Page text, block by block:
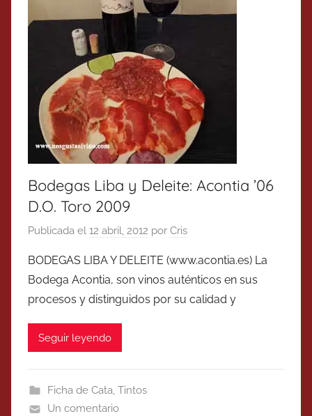
Bodegas Liba y Deleite: Acontia ’06
D.O. Toro 2009
Publicada el 12 abril, 2012 por Cris
BODEGAS LIBA Y DELEITE (www.acontia.es) La
Bodega Acontia, son vinos auténticos en sus
procesos y distinguidos por su calidad y
Seguir leyendo
Ficha de Cata, Tintos
Un comentario